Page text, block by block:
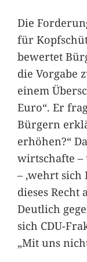
Die
für
bewertet
die Vorgabe
einem
Euro“. Er
Bürgern
erhöhen?“
wirtschafte –
– ,wehrt sich
dieses Recht
Deutlich
sich CDU-
„Mit uns